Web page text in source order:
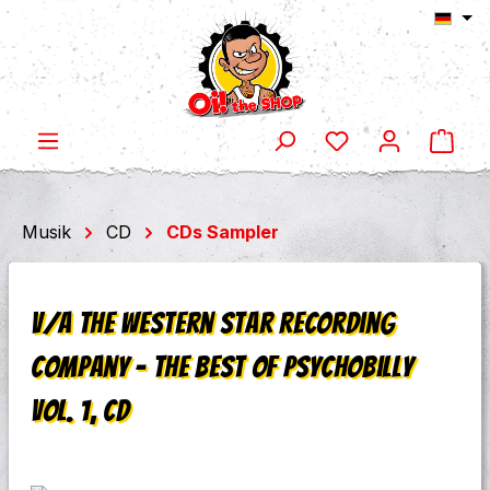
Zum Hauptinhalt springen
Musik CD CDs Sampler
V/A The Western Star Recording
Company - The best of Psychobilly
Vol. 1, CD